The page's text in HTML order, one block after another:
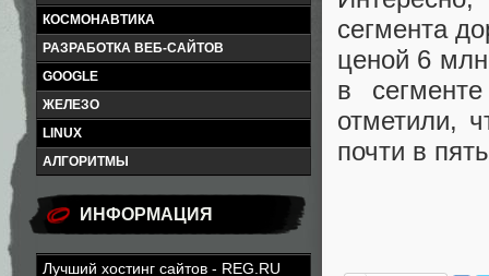
КОСМОНАВТИКА
РАЗРАБОТКА ВЕБ-САЙТОВ
GOOGLE
ЖЕЛЕЗО
LINUX
АЛГОРИТМЫ
ИНФОРМАЦИЯ
Лучший хостинг сайтов - REG.RU
сегмента
ценой 6
в
отметили,
почти в